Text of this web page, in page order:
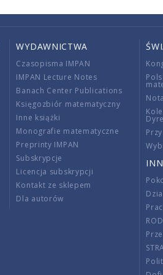
WYDAWNICTWA
Czasopisma IMPAN
IMPAN Lecture Notes
Banach Center Publications
Księgozbiór matematyczny
Inne książki
Monografie matematyczne
Preprinty IMPAN
Subskrypcje
Licencja subskrypcji
Kontakt ze sklepem
Dla autorów